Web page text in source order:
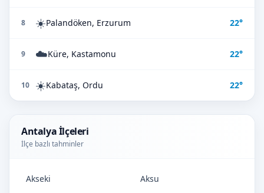
8 ☀️Palandöken, Erzurum 22°
9 ☁️Küre, Kastamonu 22°
10 ☀️Kabataş, Ordu 22°
Antalya İlçeleri
İlçe bazlı tahminler
Akseki Aksu